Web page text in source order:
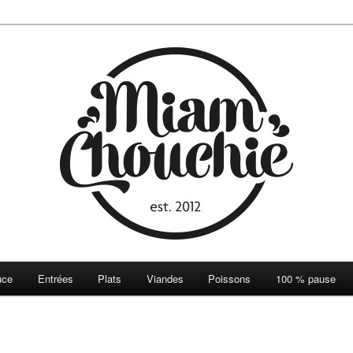
Entrées Plats Viandes Poissons 100 % pause